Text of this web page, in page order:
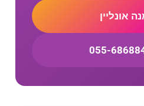
אונליין